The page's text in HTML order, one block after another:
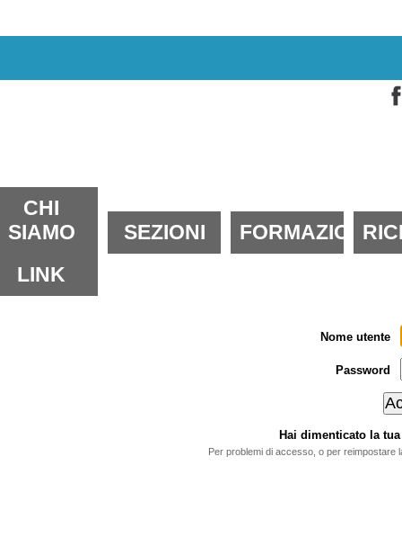
CHI
SIAMO
SEZIONI FORMAZIONE
LINK
Nome utente
Password
Hai dimenticato la
Per problemi di accesso, o per reimpostare